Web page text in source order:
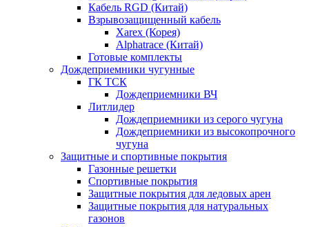
Кабель RGD (Китай)
Взрывозащищенный кабель
Xarex (Корея)
Alphatrace (Китай)
Готовые комплекты
Дождеприемники чугунные
ГК ТСК
Дождеприемники ВЧ
Литлидер
Дождеприемники из серого чугуна
Дождеприемники из высокопрочного
чугуна
Защитные и спортивные покрытия
Газонные решетки
Спортивные покрытия
Защитные покрытия для ледовых арен
Защитные покрытия для натуральных
газонов